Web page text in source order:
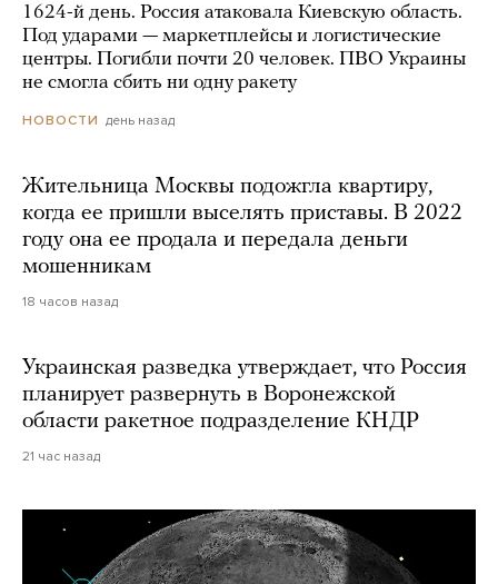
1624-й день. Россия атаковала Киевскую область.
Под ударами — маркетплейсы и логистические
центры. Погибли почти 20 человек. ПВО Украины
не смогла сбить ни одну ракету
НОВОСТИ день назад
Жительница Москвы подожгла квартиру,
когда ее пришли выселять приставы. В 2022
году она ее продала и передала деньги
мошенникам
18 часов назад
Украинская разведка утверждает, что Россия
планирует развернуть в Воронежской
области ракетное подразделение КНДР
21 час назад